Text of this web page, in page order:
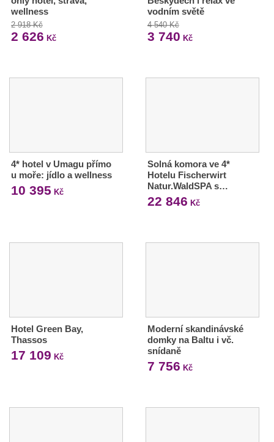
wellness
2 918 Kč
2 626 Kč
vodním světě
4 540 Kč
3 740 Kč
4* hotel v Umagu přímo
u moře: jídlo a wellness
10 395 Kč
Solná komora ve 4*
Hotelu Fischerwirt
Natur.WaldSPA s…
22 846 Kč
Hotel Green Bay,
Thassos
17 109 Kč
Moderní skandinávské
domky na Baltu i vč.
snídaně
7 756 Kč